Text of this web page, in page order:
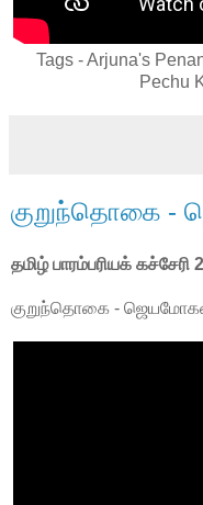
Tags - Arjuna's
Pechu
குறுந்தொகை -
தமிழ் பாரம்பரியக் கச்சேரி
குறுந்தொகை -